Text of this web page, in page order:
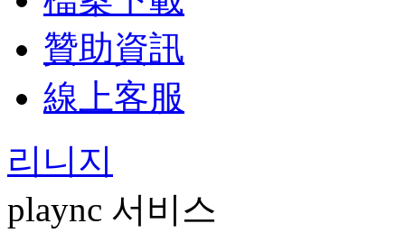
贊助資訊
線上客服
리니지
plaync 서비스